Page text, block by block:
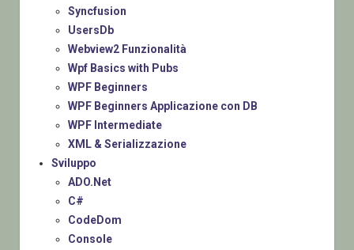
Syncfusion
UsersDb
Webview2 Funzionalità
Wpf Basics with Pubs
WPF Beginners
WPF Beginners Applicazione con DB
WPF Intermediate
XML & Serializzazione
Sviluppo
ADO.Net
C#
CodeDom
Console